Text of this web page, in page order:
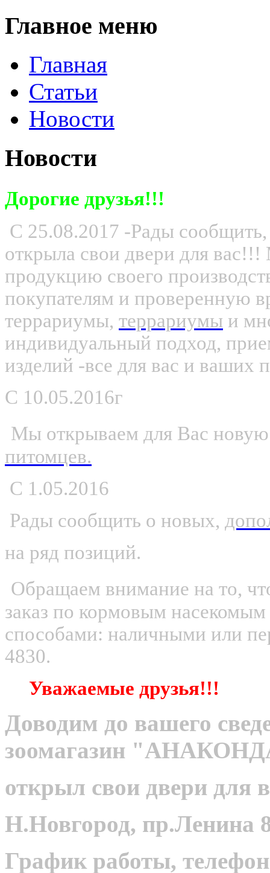
Главное меню
Главная
Статьи
Новости
Новости
Дорогие друзья!!!
С 25.08.2017 -Рады
открыла свои двери для
продукцию своего
покупателям и проверенную
террариумы, террариумы и
индивидуальный подход,
изделий -все для вас и ваших
С 10.05.2016г
Мы открываем для Вас
питомцев.
С 1.05.2016
Рады сообщить о новых,
на ряд позиций.
Обращаем внимание на то,
заказ по кормовым
способами: наличными или
4830.
Уважаемые друзья!!!
Доводим до вашего
зоомагазин
открыл свои двери для
Н.Новгород, пр.Ленина
График работы,